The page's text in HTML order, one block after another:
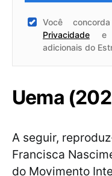
Você
Privacidade e
adicionais do
Uema
A seguir,
Francisca
do Movimento